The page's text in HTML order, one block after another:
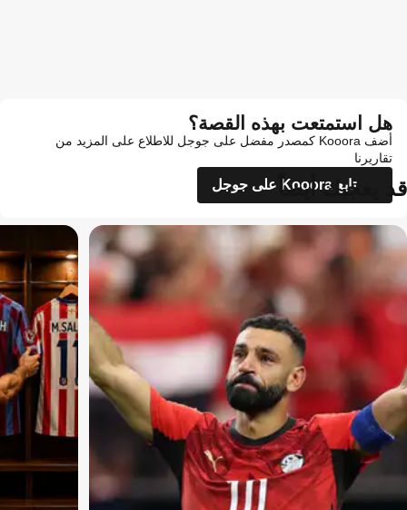
هل استمتعت بهذه القصة؟
أضف Kooora كمصدر مفضل على جوجل للاطلاع على المزيد من
تقاريرنا
تابع Kooora على جوجل
قد يعجبك أيضاً